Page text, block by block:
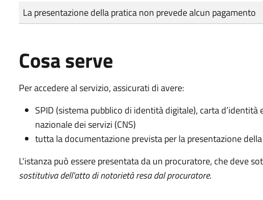
Tipo di pagamento
Importo
La presentazione della pratica non prevede alcun pagamento
Cosa serve
Per accedere al servizio, assicurati di avere:
SPID (sistema pubblico di identità digitale), carta d’identità
nazionale dei servizi (CNS)
tutta la documentazione prevista per la presentazione
L'istanza può essere presentata da un procuratore, che deve
sostitutiva dell'atto di notorietà resa dal procuratore.